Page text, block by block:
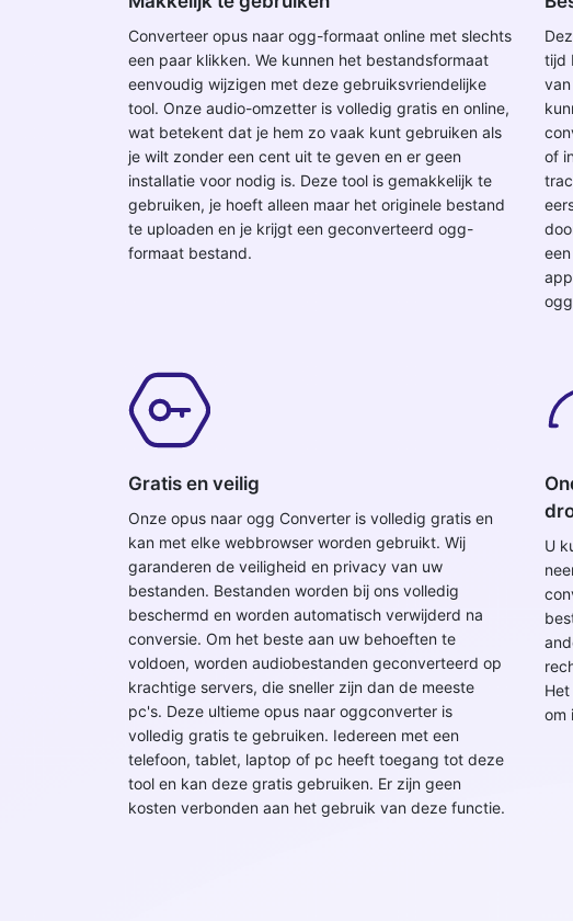
Converteer opus naar ogg-formaat online met slechts
een paar klikken. We kunnen het bestandsformaat
eenvoudig wijzigen met deze gebruiksvriendelijke
tool. Onze audio-omzetter is volledig gratis en online,
wat betekent dat je hem zo vaak kunt gebruiken als
je wilt zonder een cent uit te geven en er geen
installatie voor nodig is. Deze tool is gemakkelijk te
gebruiken, je hoeft alleen maar het originele bestand
te uploaden en je krijgt een geconverteerd ogg-
formaat bestand.
tijd
of
Gratis en veilig
Onze opus naar ogg Converter is volledig gratis en
kan met elke webbrowser worden gebruikt. Wij
garanderen de veiligheid en privacy van uw
bestanden. Bestanden worden bij ons volledig
beschermd en worden automatisch verwijderd na
conversie. Om het beste aan uw behoeften te
voldoen, worden audiobestanden geconverteerd op
krachtige servers, die sneller zijn dan de meeste
pc's. Deze ultieme opus naar oggconverter is
volledig gratis te gebruiken. Iedereen met een
telefoon, tablet, laptop of pc heeft toegang tot deze
tool en kan deze gratis gebruiken. Er zijn geen
kosten verbonden aan het gebruik van deze functie.
U
om